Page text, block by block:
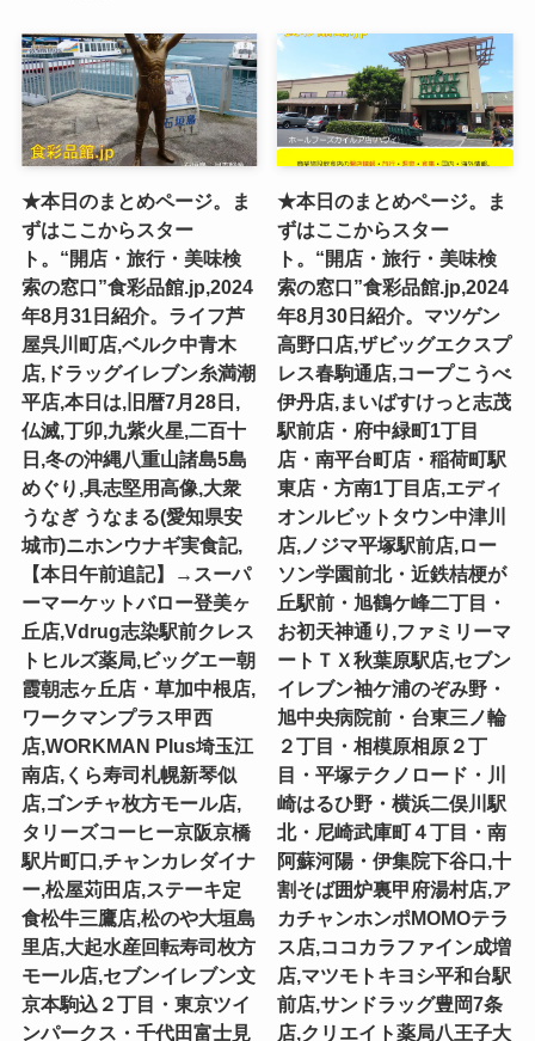
★本日のまとめページ。ま
ずはここからスター
ト。“開店・旅行・美味検
索の窓口”食彩品館.jp,2024
年8月31日紹介。ライフ芦
屋呉川町店,ベルク中青木
店,ドラッグイレブン糸満潮
平店,本日は,旧暦7月28日,
仏滅,丁卯,九紫火星,二百十
日,冬の沖縄八重山諸島5島
めぐり,具志堅用高像,大衆
うなぎ うなまる(愛知県安
城市)ニホンウナギ実食記,
【本日午前追記】→スーパ
ーマーケットバロー登美ヶ
丘店,Vdrug志染駅前クレス
トヒルズ薬局,ビッグエー朝
霞朝志ヶ丘店・草加中根店,
ワークマンプラス甲西
店,WORKMAN Plus埼玉江
南店,くら寿司札幌新琴似
店,ゴンチャ枚方モール店,
タリーズコーヒー京阪京橋
駅片町口,チャンカレダイナ
ー,松屋苅田店,ステーキ定
食松牛三鷹店,松のや大垣島
里店,大起水産回転寿司枚方
モール店,セブンイレブン文
京本駒込２丁目・東京ツイ
ンパークス・千代田富士見
★本日のまとめページ。ま
ずはここからスター
ト。“開店・旅行・美味検
索の窓口”食彩品館.jp,2024
年8月30日紹介。マツゲン
高野口店,ザビッグエクスプ
レス春駒通店,コープこうべ
伊丹店,まいばすけっと志茂
駅前店・府中緑町1丁目
店・南平台町店・稲荷町駅
東店・方南1丁目店,エディ
オンルビットタウン中津川
店,ノジマ平塚駅前店,ロー
ソン学園前北・近鉄桔梗が
丘駅前・旭鶴ケ峰二丁目・
お初天神通り,ファミリーマ
ートＴＸ秋葉原駅店,セブン
イレブン袖ケ浦のぞみ野・
旭中央病院前・台東三ノ輪
２丁目・相模原相原２丁
目・平塚テクノロード・川
崎はるひ野・横浜二俣川駅
北・尼崎武庫町４丁目・南
阿蘇河陽・伊集院下谷口,十
割そば囲炉裏甲府湯村店,ア
カチャンホンポMOMOテラ
ス店,ココカラファイン成増
店,マツモトキヨシ平和台駅
前店,サンドラッグ豊岡7条
店,クリエイト薬局八王子大